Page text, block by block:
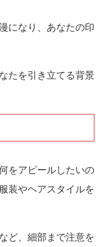
になり、あなたの印
たを引き立てる背景
をアピールしたいの
装やヘアスタイルを
ど、細部まで注意を